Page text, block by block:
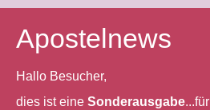
Apostelnews
Hallo Besucher,
dies ist eine Sonderausgabe...für